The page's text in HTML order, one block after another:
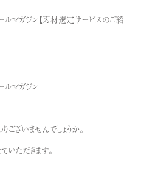
ガジン【刃材選定サービスのご紹
マガジン
ございませんでしょうか。
いただきます。